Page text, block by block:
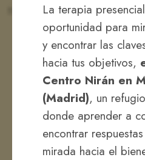
La terapia
oportunidad para
y encontrar las
hacia tus objetivos,
Centro Nirán en
(Madrid), un
donde aprender a
encontrar
mirada hacia el